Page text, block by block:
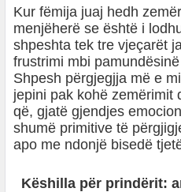
Kur fëmija juaj hedh
menjëherë se është i
shpeshta tek tre vjeçarët
frustrimi mbi
Shpesh përgjegjja më e
jepini pak kohë zemërimit
që, gjatë gjendjes
shumë primitive të
apo me ndonjë bisedë
Këshilla për prindërit: